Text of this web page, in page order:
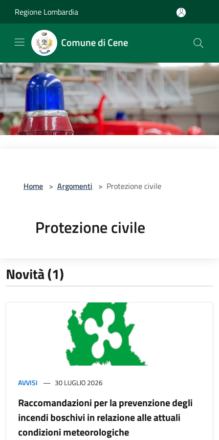
Regione Lombardia
Comune di Cene
Home > Argomenti > Protezione civile
Protezione civile
Novità (1)
AVVISI 30 LUGLIO 2026
Raccomandazioni per la prevenzione degli
incendi boschivi in relazione alle attuali
condizioni meteorologiche